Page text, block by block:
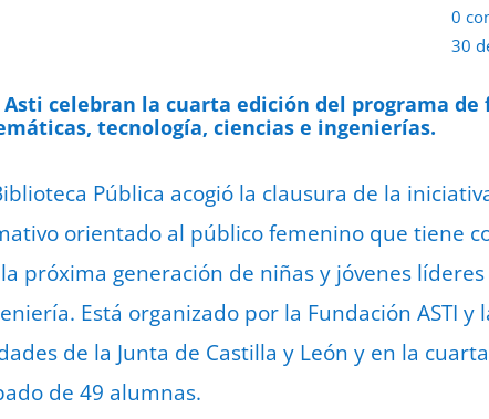
0
30
Asti celebran la cuarta edición del programa de
tecnología, ciencias e ingenierías.
Pública acogió la clausura de la
orientado al público femenino que tiene
próxima generación de niñas y jóvenes
Está organizado por la Fundación ASTI y
de la Junta de Castilla y León y en la
de 49 alumnas.